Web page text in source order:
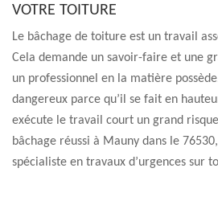
VOTRE TOITURE
Le bâchage de toiture est un travail
Cela demande un savoir-faire et une
un professionnel en la matière
dangereux parce qu’il se fait en
exécute le travail court un grand
bâchage réussi à Mauny dans le
spécialiste en travaux d’urgences sur